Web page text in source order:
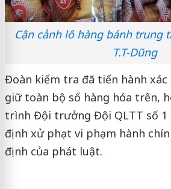
Cận cảnh lô hàng bánh trung
T.T-Dũng
Đoàn kiểm tra đã tiến hành
giữ toàn bộ số hàng hóa trên,
trình Đội trưởng Đội QLTT số 1
định xử phạt vi phạm hành
định của phát luật.